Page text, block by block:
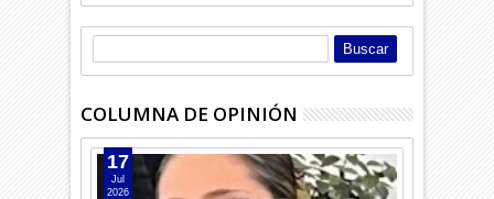
COLUMNA DE OPINIÓN
17
Jul
2026